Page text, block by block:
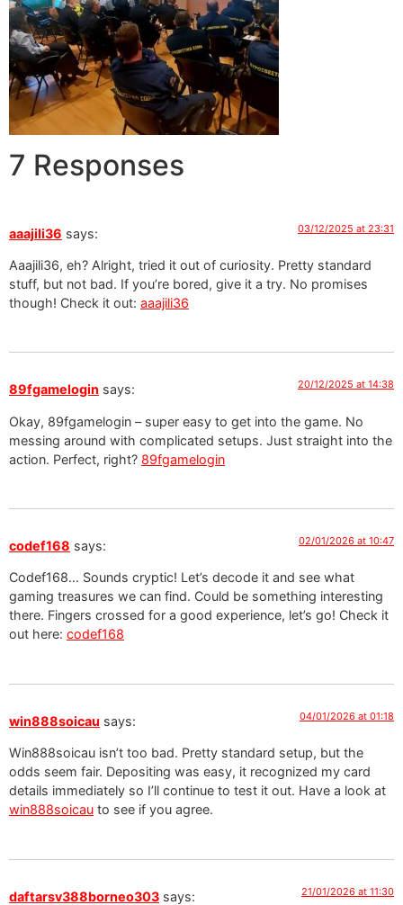
7 Responses
aaajili36 says: 03/12/2025 at 23:31
Aaajili36, eh? Alright, tried it out of curiosity. Pretty standard
stuff, but not bad. If you’re bored, give it a try. No promises
though! Check it out: aaajili36
89fgamelogin says: 20/12/2025 at 14:38
Okay, 89fgamelogin – super easy to get into the game. No
messing around with complicated setups. Just straight into the
action. Perfect, right? 89fgamelogin
codef168 says: 02/01/2026 at 10:47
Codef168… Sounds cryptic! Let’s decode it and see what
gaming treasures we can find. Could be something interesting
there. Fingers crossed for a good experience, let’s go! Check it
out here: codef168
win888soicau says: 04/01/2026 at 01:18
Win888soicau isn’t too bad. Pretty standard setup, but the
odds seem fair. Depositing was easy, it recognized my card
details immediately so I’ll continue to test it out. Have a look at
win888soicau to see if you agree.
daftarsv388borneo303 says: 21/01/2026 at 11:30